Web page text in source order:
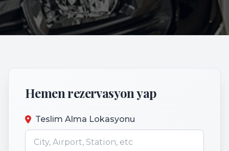
Hemen rezervasyon yap
Teslim Alma Lokasyonu